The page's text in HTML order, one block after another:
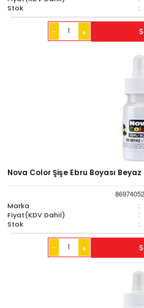
Stok :
- +
Nova Color Şişe Ebru Boyası
Marka
:
Fiyat(KDV Dahil) :
Stok :
- +